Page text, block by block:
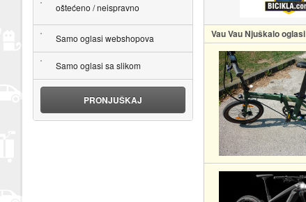
Vau Vau Njuškalo oglasi
oštećeno / neispravno
Samo oglasi webshopova
Samo oglasi sa slikom
PRONJUŠKAJ